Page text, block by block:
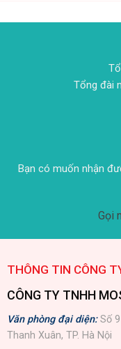
Tổng đài
Bạn có muốn nhận
Gọi
THÔNG TIN CÔNG
CÔNG TY TNHH
Văn phòng đại diện:Số 9
Thanh Xuân, TP. Hà Nội